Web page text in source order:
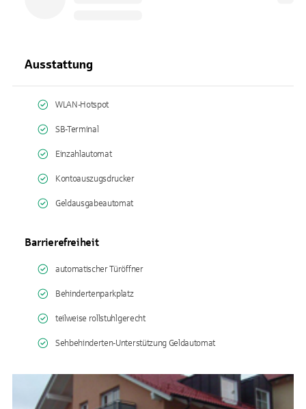
Ausstattung
WLAN-Hotspot
SB-Terminal
Einzahlautomat
Kontoauszugsdrucker
Geldausgabeautomat
Barrierefreiheit
automatischer Türöffner
Behindertenparkplatz
teilweise rollstuhlgerecht
Sehbehinderten-Unterstützung Geldautomat